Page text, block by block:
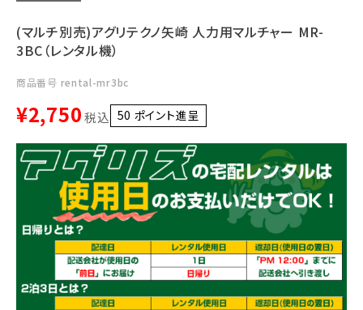
FAXでのご注文
0739-72-4532
(マルチ別売)アグリテクノ矢崎 人力用マルチャー MR-
3BC（レンタル機）
商品番号 rental-mr3bc
¥2,750 税込 50 ポイント進呈 ]